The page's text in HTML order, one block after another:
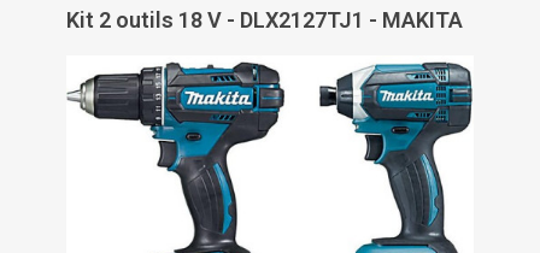
Kit 2 outils 18 V - DLX2127TJ1 - MAKITA